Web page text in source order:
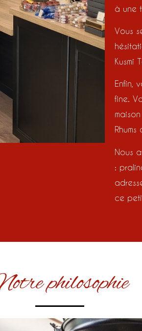
à une
Vous
Kusmi
Enfin,
fine.
Nous
:
ce
philosophie